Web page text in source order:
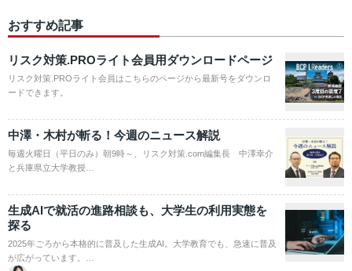
おすすめ記事
リスク対策.PROライト会員用ダウンロードページ
リスク対策.PROライト会員はこちらのページから最新号をダウンロ
ードできます。
中澤・木村が斬る！今週のニュース解説
毎週火曜日（平日のみ）朝9時～、リスク対策.com編集長 中澤幸介
と兵庫県立大学教授…
生成AIで就活の進路相談も、大学生の利用実態を
探る
2025年ごろから本格的に普及した生成AI。大学教育でも、急速に普及
が広がっています。…